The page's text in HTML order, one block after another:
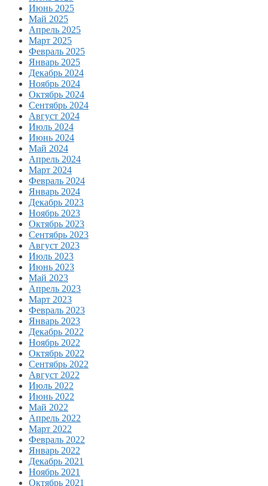
Июнь 2025
Май 2025
Апрель 2025
Март 2025
Февраль 2025
Январь 2025
Декабрь 2024
Ноябрь 2024
Октябрь 2024
Сентябрь 2024
Август 2024
Июль 2024
Июнь 2024
Май 2024
Апрель 2024
Март 2024
Февраль 2024
Январь 2024
Декабрь 2023
Ноябрь 2023
Октябрь 2023
Сентябрь 2023
Август 2023
Июль 2023
Июнь 2023
Май 2023
Апрель 2023
Март 2023
Февраль 2023
Январь 2023
Декабрь 2022
Ноябрь 2022
Октябрь 2022
Сентябрь 2022
Август 2022
Июль 2022
Июнь 2022
Май 2022
Апрель 2022
Март 2022
Февраль 2022
Январь 2022
Декабрь 2021
Ноябрь 2021
Октябрь 2021